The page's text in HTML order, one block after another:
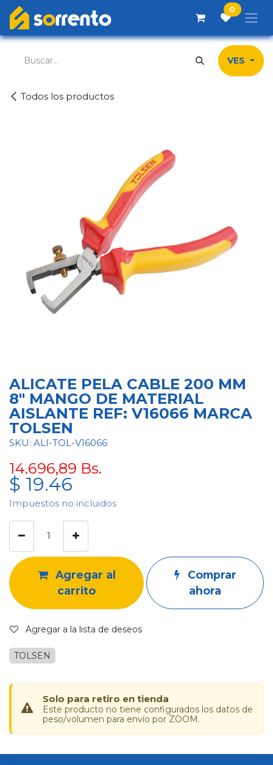
Ir al contenido 0
Todos los productos
VES
ALICATE PELA CABLE 200 MM
8" MANGO DE MATERIAL
AISLANTE REF: V16066 MARCA
TOLSEN
SKU: ALI-TOL-V16066
14.696,89 Bs.
$ 19.46
Impuestos no incluidos
Agregar al
carrito
Comprar
ahora
Agregar a la lista de deseos
TOLSEN
Solo para retiro en tienda
Este producto no tiene configurados los datos de
peso/volumen para envío por ZOOM.